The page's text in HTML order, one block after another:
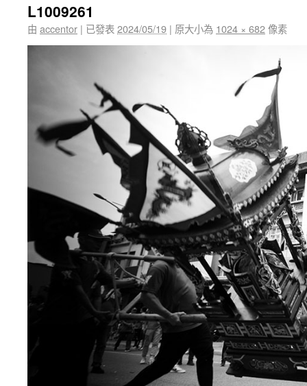
L1009261
由 accentor | 已發表2024/05/19 | 原大小為 1024 × 682像素